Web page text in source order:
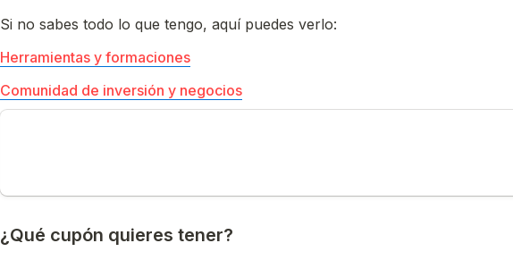
Si no sabes todo lo que tengo, aquí puedes verlo:
Herramientas y formaciones
Comunidad de inversión y negocios
¿Qué cupón quieres tener?